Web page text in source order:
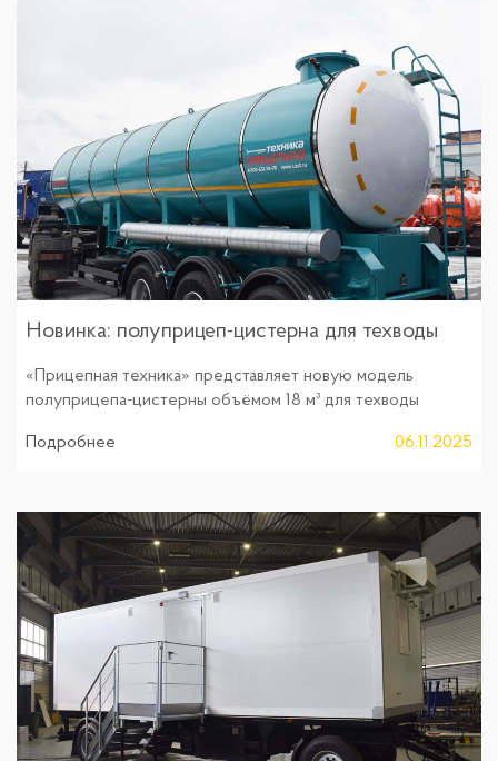
Новинка: полуприцеп-цистерна для техводы
«Прицепная техника» представляет новую модель
полуприцепа-цистерны объёмом 18 м³ для техводы
Подробнее 06.11.2025